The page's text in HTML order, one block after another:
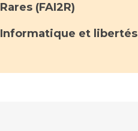
Rares (FAI2R)
Informatique et libertés